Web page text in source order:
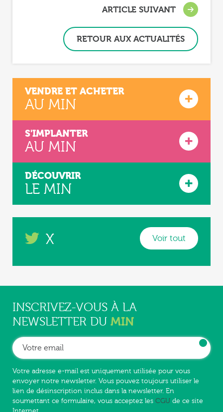
ARTICLE SUIVANT
RETOUR AUX ACTUALITÉS
VENDRE ET ACHETER
AU MIN
S'IMPLANTER
AU MIN
DÉCOUVRIR
LE MIN
X Voir tout
INSCRIVEZ-VOUS À LA
NEWSLETTER DU MIN
Votre adresse e-mail est uniquement utilisée pour vous
envoyer notre newsletter. Vous pouvez toujours utiliser le
lien de désinscription inclus dans la newsletter. En
soumettant ce formulaire, vous acceptez les CGU de ce site